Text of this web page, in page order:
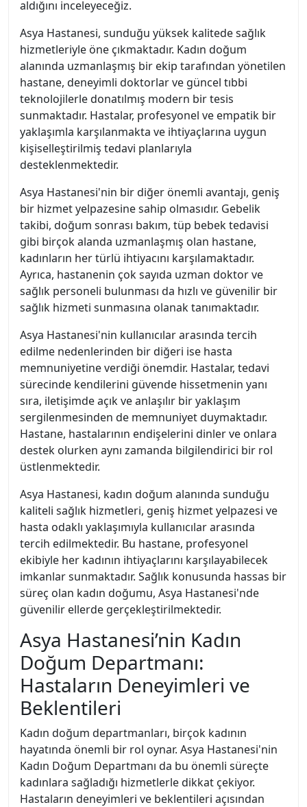
aldığını inceleyeceğiz.
Asya Hastanesi, sunduğu yüksek kalitede sağlık
hizmetleriyle öne çıkmaktadır. Kadın doğum
alanında uzmanlaşmış bir ekip tarafından yönetilen
hastane, deneyimli doktorlar ve güncel tıbbi
teknolojilerle donatılmış modern bir tesis
sunmaktadır. Hastalar, profesyonel ve empatik bir
yaklaşımla karşılanmakta ve ihtiyaçlarına uygun
kişiselleştirilmiş tedavi planlarıyla
desteklenmektedir.
Asya Hastanesi'nin bir diğer önemli avantajı, geniş
bir hizmet yelpazesine sahip olmasıdır. Gebelik
takibi, doğum sonrası bakım, tüp bebek tedavisi
gibi birçok alanda uzmanlaşmış olan hastane,
kadınların her türlü ihtiyacını karşılamaktadır.
Ayrıca, hastanenin çok sayıda uzman doktor ve
sağlık personeli bulunması da hızlı ve güvenilir bir
sağlık hizmeti sunmasına olanak tanımaktadır.
Asya Hastanesi'nin kullanıcılar arasında tercih
edilme nedenlerinden bir diğeri ise hasta
memnuniyetine verdiği önemdir. Hastalar, tedavi
sürecinde kendilerini güvende hissetmenin yanı
sıra, iletişimde açık ve anlaşılır bir yaklaşım
sergilenmesinden de memnuniyet duymaktadır.
Hastane, hastalarının endişelerini dinler ve onlara
destek olurken aynı zamanda bilgilendirici bir rol
üstlenmektedir.
Asya Hastanesi, kadın doğum alanında sunduğu
kaliteli sağlık hizmetleri, geniş hizmet yelpazesi ve
hasta odaklı yaklaşımıyla kullanıcılar arasında
tercih edilmektedir. Bu hastane, profesyonel
ekibiyle her kadının ihtiyaçlarını karşılayabilecek
imkanlar sunmaktadır. Sağlık konusunda hassas bir
süreç olan kadın doğumu, Asya Hastanesi'nde
güvenilir ellerde gerçekleştirilmektedir.
Asya Hastanesi’nin Kadın
Doğum Departmanı:
Hastaların Deneyimleri ve
Beklentileri
Kadın doğum departmanları, birçok kadının
hayatında önemli bir rol oynar. Asya Hastanesi'nin
Kadın Doğum Departmanı da bu önemli süreçte
kadınlara sağladığı hizmetlerle dikkat çekiyor.
Hastaların deneyimleri ve beklentileri açısından